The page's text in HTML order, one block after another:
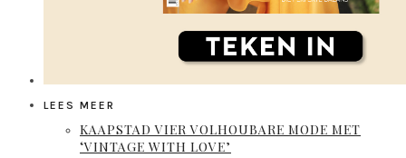
LEES MEER
KAAPSTAD VIER VOLHOUBARE MODE MET
‘VINTAGE WITH LOVE’